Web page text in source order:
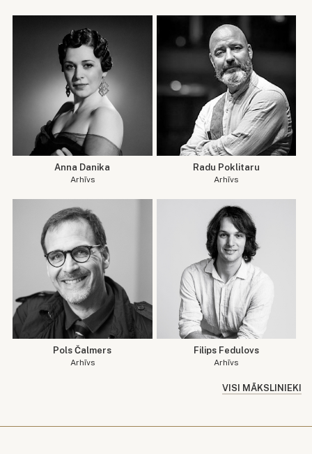
Anna Danika
Arhīvs
Radu Poklitaru
Arhīvs
Pols Čalmers
Arhīvs
Filips Fedulovs
Arhīvs
VISI MĀKSLINIEKI